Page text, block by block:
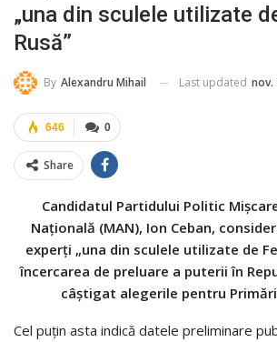
„una din sculele utilizate
Rusă”
By Alexandru Mihail Last updated nov.
0
646
Share
Candidatul Partidului Politic
Naţională (MAN), Ion Ceban,
experţi „una din sculele utilizate de
încercarea de preluare a puterii în
câştigat alegerile pentru
Cel puţin asta indică datele preliminare